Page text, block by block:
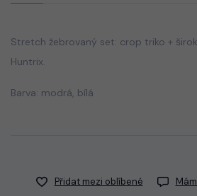
Stretch žebrovaný set: crop triko +
Huntrix.
Barva: modrá, bílá
Přidat mezi oblíbené